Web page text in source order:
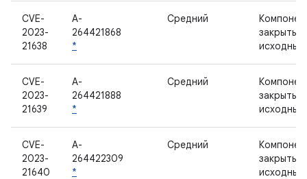
CVE-
2023-
21638
A-
264421868
*
Средний
закрытым
CVE-
2023-
21639
A-
264421888
*
Средний
закрытым
CVE-
2023-
21640
A-
264422309
*
Средний
закрытым